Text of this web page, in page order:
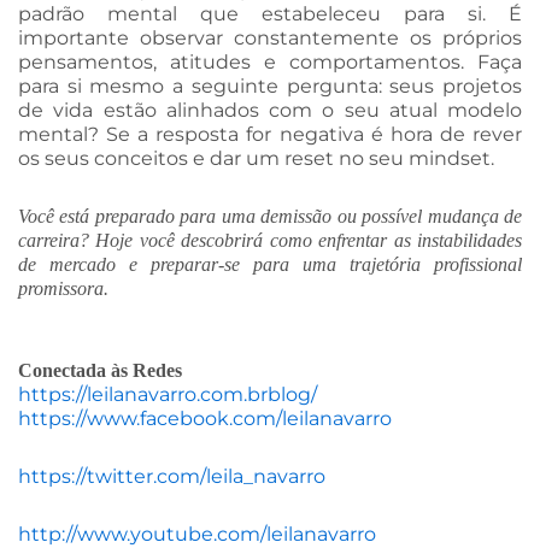
padrão mental que estabeleceu para si. É
importante observar constantemente os próprios
pensamentos, atitudes e comportamentos. Faça
para si mesmo a seguinte pergunta: seus projetos
de vida estão alinhados com o seu atual modelo
mental? Se a resposta for negativa é hora de rever
os seus conceitos e dar um reset no seu mindset.
Você está preparado para uma demissão ou possível mudança de
carreira? Hoje você descobrirá como enfrentar as instabilidades
de mercado e preparar-se para uma trajetória profissional
promissora.
Conectada às Redes
https://leilanavarro.com.brblog/
https://www.facebook.com/leilanavarro
https://twitter.com/leila_navarro
http://www.youtube.com/leilanavarro